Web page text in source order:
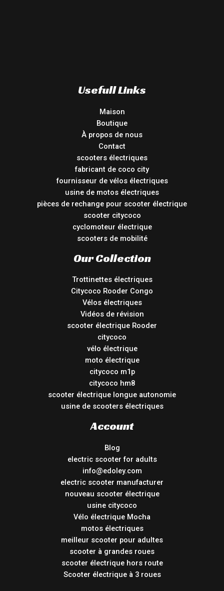
Usefull Links
Maison
Boutique
À propos de nous
Contact
scooters électriques
fabricant de coco city
fournisseur de vélos électriques
usine de motos électriques
pièces de rechange pour scooter électrique
scooter citycoco
cyclomoteur électrique
scooters de mobilité
Our Collection
Trottinettes électriques
Citycoco Rooder Congo
Vélos électriques
Vidéos de révision
scooter électrique Rooder
citycoco
vélo électrique
moto électrique
citycoco m1p
citycoco hm8
scooter électrique longue autonomie
usine de scooters électriques
Account
Blog
electric scooter for adults
info@edoley.com
electric scooter manufacturer
nouveau scooter électrique
usine citycoco
Vélo électrique Mocha
motos électriques
meilleur scooter pour adultes
scooter à grandes roues
scooter électrique hors route
Scooter électrique à 3 roues